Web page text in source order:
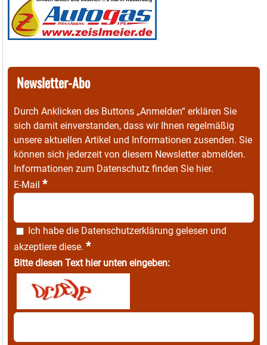
Newsletter-Abo
Durch Anklicken des Buttons „Anmelden“ erklären Sie
sich damit einverstanden, dass wir Ihnen regelmäßig
unsere aktuellen Artikel und Informationen zusenden. Sie
können sich jederzeit von diesem Newsletter abmelden.
Informationen zum Datenschutz finden Sie hier.
E-Mail *
Ich habe die Datenschutzerklärung gelesen und
akzeptiere diese. *
Bitte diesen Text hier unten eingeben: